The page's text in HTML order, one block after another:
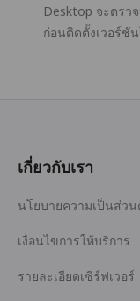
Desktop จะตรว
ก่อนติดตั้งเวอร์ชั
เกี่ยวกับเรา
นโยบายความเป็นส่วน
เงื่อนไขการให้บริการ
รายละเอียดเซิร์ฟเวอร์